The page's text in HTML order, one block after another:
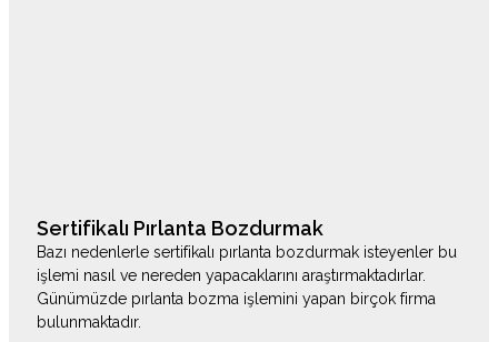
Sertifikalı Pırlanta Bozdurmak
Bazı nedenlerle sertifikalı pırlanta bozdurmak isteyenler bu
işlemi nasıl ve nereden yapacaklarını araştırmaktadırlar.
Günümüzde pırlanta bozma işlemini yapan birçok firma
bulunmaktadır.